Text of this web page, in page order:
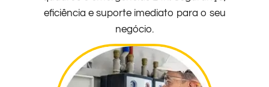
eficiência e suporte imediato para o seu
negócio.